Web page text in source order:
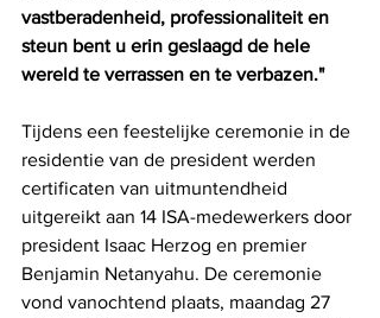
vastberadenheid, professionaliteit en
steun bent u erin geslaagd de hele
wereld te verrassen en te verbazen."
Tijdens een feestelijke ceremonie in de
residentie van de president werden
certificaten van uitmuntendheid
uitgereikt aan 14 ISA-medewerkers door
president Isaac Herzog en premier
Benjamin Netanyahu. De ceremonie
vond vanochtend plaats, maandag 27